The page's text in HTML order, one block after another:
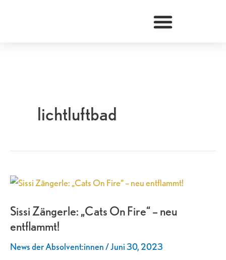
lichtluftbad
Sissi Zängerle: „Cats On Fire“ – neu
entflammt!
News der Absolvent:innen/Juni 30, 2023
Sissi
„Cats
On